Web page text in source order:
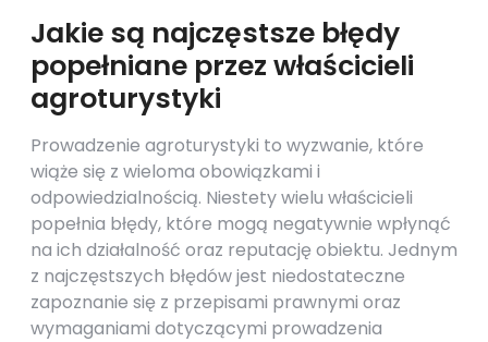
Jakie są najczęstsze błędy
popełniane przez właścicieli
agroturystyki
Prowadzenie agroturystyki to wyzwanie, które
wiąże się z wieloma obowiązkami i
odpowiedzialnością. Niestety wielu właścicieli
popełnia błędy, które mogą negatywnie wpłynąć
na ich działalność oraz reputację obiektu. Jednym
z najczęstszych błędów jest niedostateczne
zapoznanie się z przepisami prawnymi oraz
wymaganiami dotyczącymi prowadzenia